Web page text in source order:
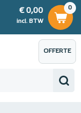
0
€ 0,00
incl. BTW
€ 0,00
OFFERTE
AANVRAGEN